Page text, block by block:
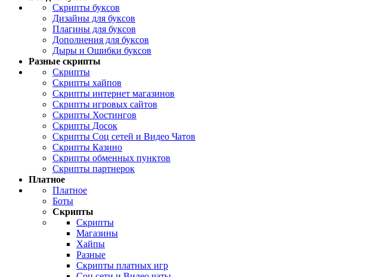
Скрипты буксов
Дизайны для буксов
Плагины для буксов
Дополнения для буксов
Дыры и Ошибки буксов
Разные скрипты
Скрипты
Скрипты хайпов
Скрипты интернет магазинов
Скрипты игровых сайтов
Скрипты Хостингов
Скрипты Досок
Скрипты Соц сетей и Видео Чатов
Скрипты Казино
Скрипты обменных пунктов
Скрипты партнерок
Платное
Платное
Боты
Скрипты
Скрипты
Магазины
Хайпы
Разные
Скрипты платных игр